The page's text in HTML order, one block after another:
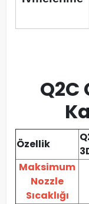
Özellik
Maksimum
Nozzle
Sıcaklığı